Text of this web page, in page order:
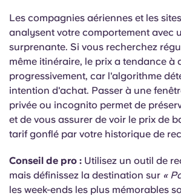
Les compagnies aériennes et les
analysent votre comportement avec
surprenante. Si vous recherchez
même itinéraire, le prix a tendance à
progressivement, car l'algorithme
intention d'achat. Passer à une
privée ou incognito permet de
et de vous assurer de voir le prix de
tarif gonflé par votre historique de
Conseil de pro : Utilisez un outil de
mais définissez la destination sur «
les week-ends les plus mémorables